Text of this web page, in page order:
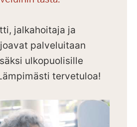
jalkahoitaja ja
palveluitaan
ulkopuolisille
tervetuloa!